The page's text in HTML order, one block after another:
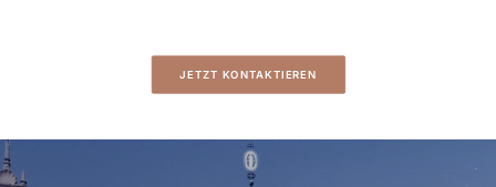
JETZT KONTAKTIEREN